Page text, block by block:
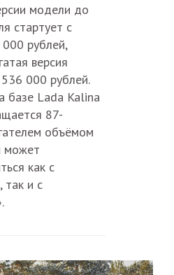
модели до
стартует с
рублей,
версия
000 рублей.
базе Lada Kalina
87-
объёмом
может
как с
так и с